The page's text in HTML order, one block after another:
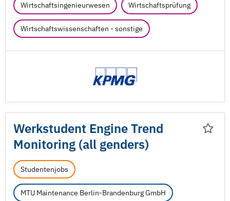
Wirtschaftsingenieurwesen Wirtschaftsprüfung
Wirtschaftswissenschaften - sonstige
Werkstudent Engine Trend
Monitoring (all genders)
Studentenjobs
MTU Maintenance Berlin-Brandenburg GmbH